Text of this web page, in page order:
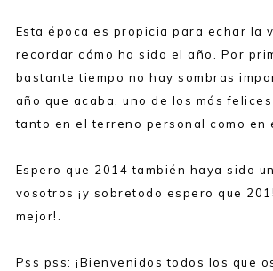
Esta época es propicia para echar la
recordar cómo ha sido el año. Por
bastante tiempo no hay sombras
año que acaba, uno de los más
tanto en el terreno personal como en
Espero que 2014 también haya sido
vosotros ¡y sobretodo espero que
mejor!.
Pss pss: ¡Bienvenidos todos los que